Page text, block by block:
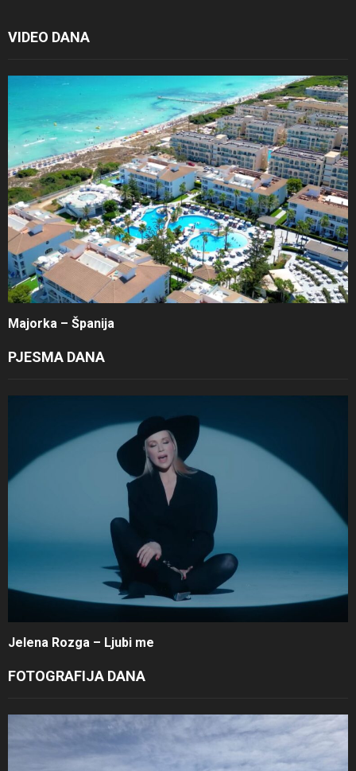
VIDEO DANA
Majorka – Španija
PJESMA DANA
Jelena Rozga – Ljubi me
FOTOGRAFIJA DANA